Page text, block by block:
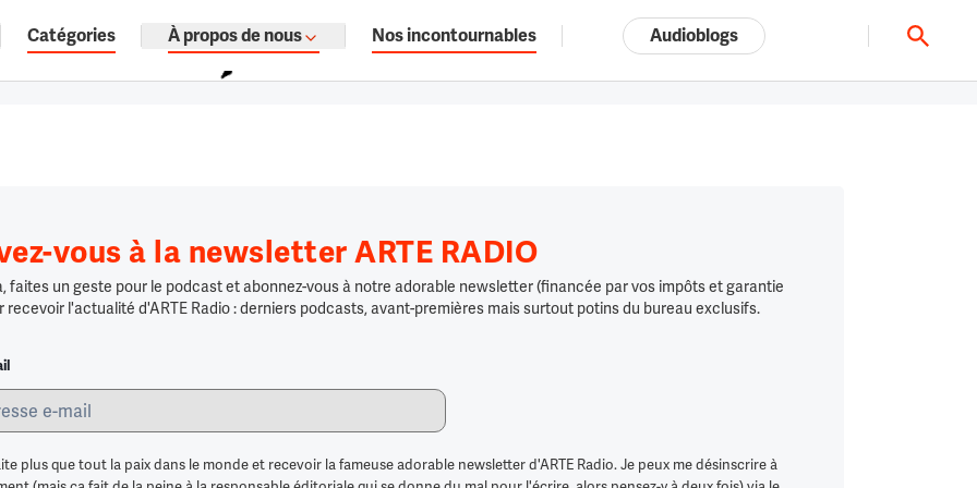
documentaires audio.
Tout l'univers ARTE.tv
Catégories À propos de nous Nos incontournables Audioblogs
vous à la newsletter ARTE RADIO
faites un geste pour le podcast et abonnez-vous à notre adorable newsletter (financée par vos impôts et garantie
recevoir l'actualité d'ARTE Radio : derniers podcasts, avant-premières mais surtout potins du bureau exclusifs.
plus que tout la paix dans le monde et recevoir la fameuse adorable newsletter d'ARTE Radio. Je peux me désinscrire à